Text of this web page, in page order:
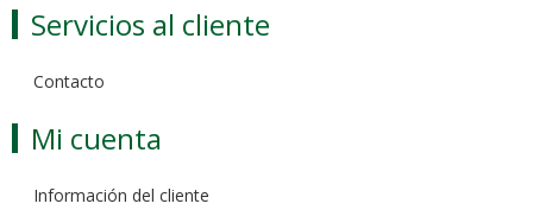
Servicios al cliente
Contacto
Mi cuenta
Información del cliente